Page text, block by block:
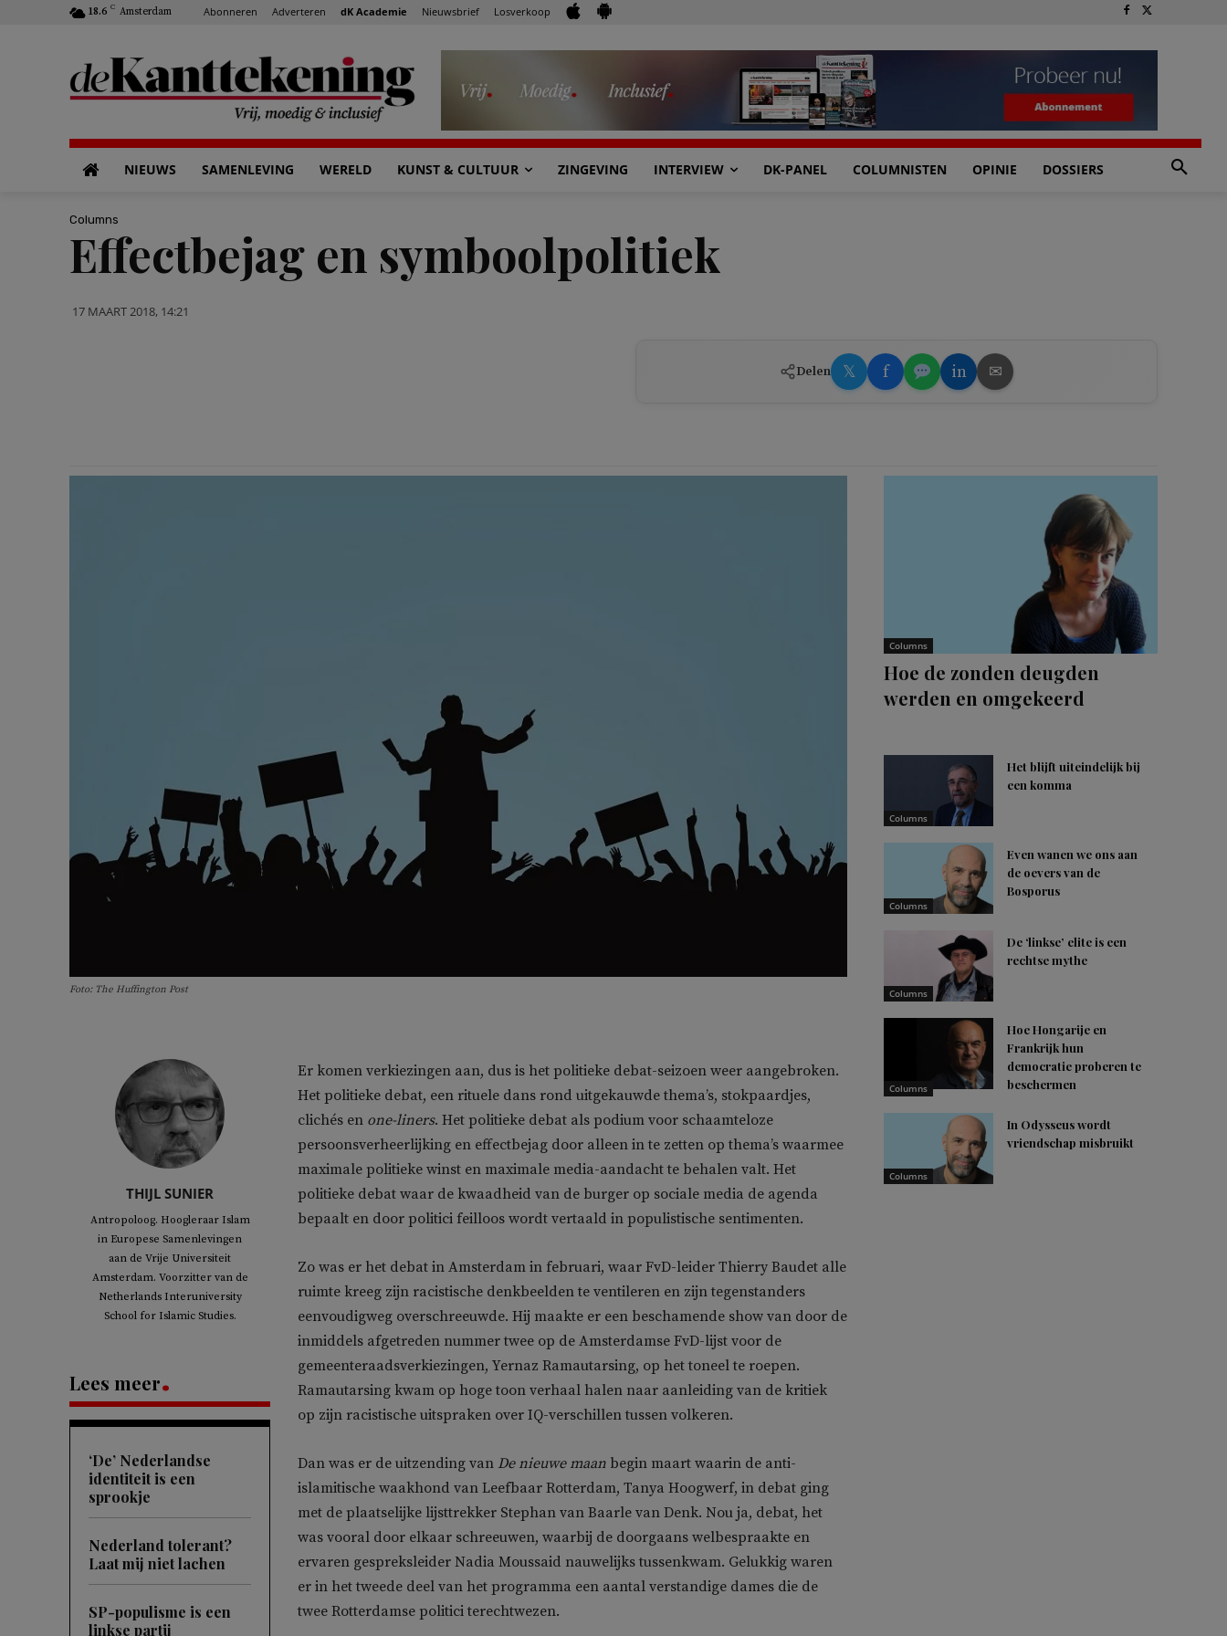
18.6 C Amsterdam Abonneren Adverteren dK Academie Nieuwsbrief Losverkoop
NIEUWS SAMENLEVING WERELD KUNST & CULTUUR ZINGEVING INTERVIEW DK-PANEL COLUMNISTEN OPINIE DOSSIERS
Columns
Effectbejag en symboolpolitiek
17 MAART 2018, 14:21
Delen 𝕏 f in ✉
Foto: The Huffington Post
THIJL SUNIER
Antropoloog. Hoogleraar Islam
in Europese Samenlevingen
aan de Vrije Universiteit
Amsterdam. Voorzitter van de
Netherlands Interuniversity
School for Islamic Studies.
Lees meer
‘De’ Nederlandse
identiteit is een
sprookje
Nederland tolerant?
Laat mij niet lachen
SP-populisme is een
linkse partij
Er komen verkiezingen aan, dus is het politieke debat-seizoen weer aangebroken.
Het politieke debat, een rituele dans rond uitgekauwde thema’s, stokpaardjes,
clichés en one-liners. Het politieke debat als podium voor schaamteloze
persoonsverheerlijking en effectbejag door alleen in te zetten op thema’s waarmee
maximale politieke winst en maximale media-aandacht te behalen valt. Het
politieke debat waar de kwaadheid van de burger op sociale media de agenda
bepaalt en door politici feilloos wordt vertaald in populistische sentimenten.
Zo was er het debat in Amsterdam in februari, waar FvD-leider Thierry Baudet alle
ruimte kreeg zijn racistische denkbeelden te ventileren en zijn tegenstanders
eenvoudigweg overschreeuwde. Hij maakte er een beschamende show van door de
inmiddels afgetreden nummer twee op de Amsterdamse FvD-lijst voor de
gemeenteraadsverkiezingen, Yernaz Ramautarsing, op het toneel te roepen.
Ramautarsing kwam op hoge toon verhaal halen naar aanleiding van de kritiek
op zijn racistische uitspraken over IQ-verschillen tussen volkeren.
Dan was er de uitzending van De nieuwe maan begin maart waarin de anti-
islamitische waakhond van Leefbaar Rotterdam, Tanya Hoogwerf, in debat ging
met de plaatselijke lijsttrekker Stephan van Baarle van Denk. Nou ja, debat, het
was vooral door elkaar schreeuwen, waarbij de doorgaans welbespraakte en
ervaren gespreksleider Nadia Moussaid nauwelijks tussenkwam. Gelukkig waren
er in het tweede deel van het programma een aantal verstandige dames die de
twee Rotterdamse politici terechtwezen.
Columns
Hoe de zonden deugden
werden en omgekeerd
Columns
Het blijft uiteindelijk bij
een komma
Columns
Even wanen we ons aan
de oevers van de
Bosporus
Columns
De ‘linkse’ elite is een
rechtse mythe
Columns
Hoe Hongarije en
Frankrijk hun
democratie proberen te
beschermen
Columns
In Odysseus wordt
vriendschap misbruikt